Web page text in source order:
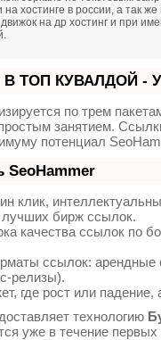
на хостинге в россии, а
на др хостинг и при
ТОП КУВАЛДОЙ -
по трем
занятием.
потенциал
SeoHammer
клик,
лучших бирж ссылок.
качества ссылок по
ссылок: арендные
релизы).
где рост или
технологию
уже в течение первых